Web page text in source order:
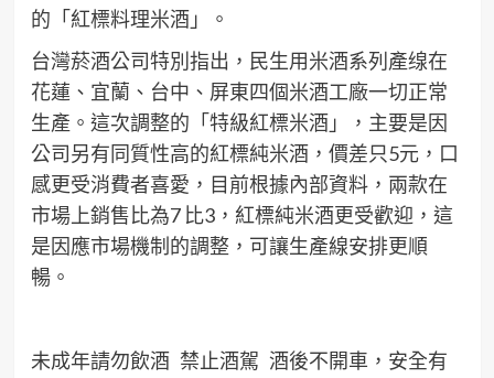
的「紅標料理米酒」。
台灣菸酒公司特別指出，民生用米酒系列產缐在
花蓮、宜蘭、台中、屏東四個米酒工廠一切正常
生產。這次調整的「特級紅標米酒」，主要是因
公司另有同質性高的紅標純米酒，價差只5元，口
感更受消費者喜愛，目前根據內部資料，兩款在
市場上銷售比為7 比3，紅標純米酒更受歡迎，這
是因應市場機制的調整，可讓生產線安排更順
暢。
未成年請勿飲酒 禁止酒駕 酒後不開車，安全有